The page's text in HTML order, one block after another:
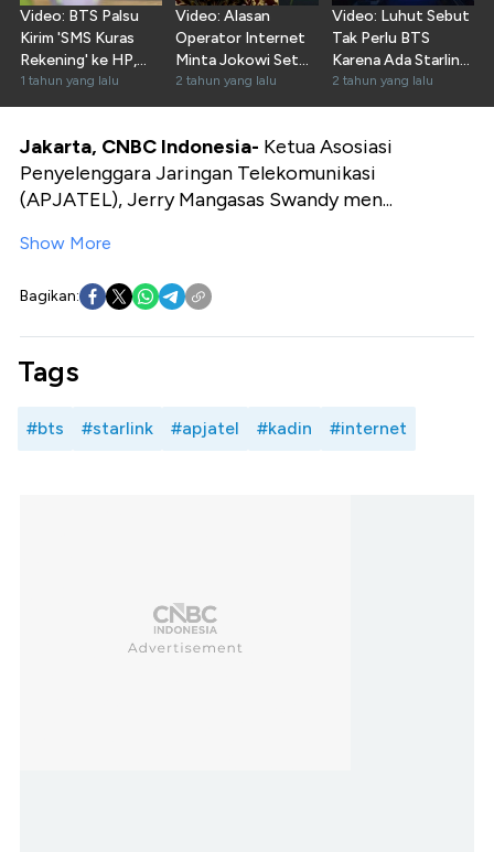
Video: BTS Palsu
Kirim 'SMS Kuras
Rekening' ke HP,
Komdigi Buka Suara
1 tahun yang lalu
Video: Alasan
Operator Internet
Minta Jokowi Setop
Sementara Starlink
2 tahun yang lalu
Video: Luhut Sebut
Tak Perlu BTS
Karena Ada Starlink,
Operator Kecewa!
2 tahun yang lalu
Jakarta, CNBC Indonesia- Ketua Asosiasi
Penyelenggara Jaringan Telekomunikasi
(APJATEL), Jerry Mangasas Swandy men...
Show More
Bagikan:
Tags
#bts #starlink #apjatel #kadin #internet